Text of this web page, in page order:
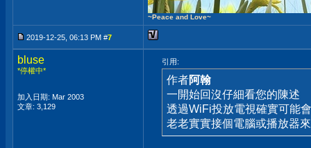
~Peace and Love~
2019-12-25, 06:13 PM #7
bluse
*停權中*
加入日期: Mar 2003
文章: 3,129
引用:
作者阿翰
一開始回沒仔細看您的陳述
透過WiFi投放電視確實可能
老老實實接個電腦或播放器